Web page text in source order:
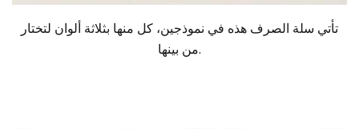
تأتي سلة الصرف هذه في نموذجين، كل منها بثلاثة ألوان لتختار
من بينها.